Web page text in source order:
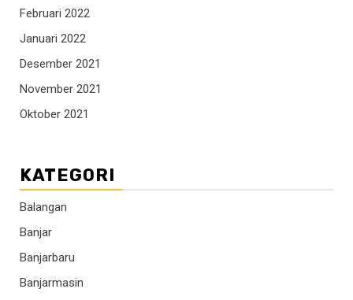
Februari 2022
Januari 2022
Desember 2021
November 2021
Oktober 2021
KATEGORI
Balangan
Banjar
Banjarbaru
Banjarmasin